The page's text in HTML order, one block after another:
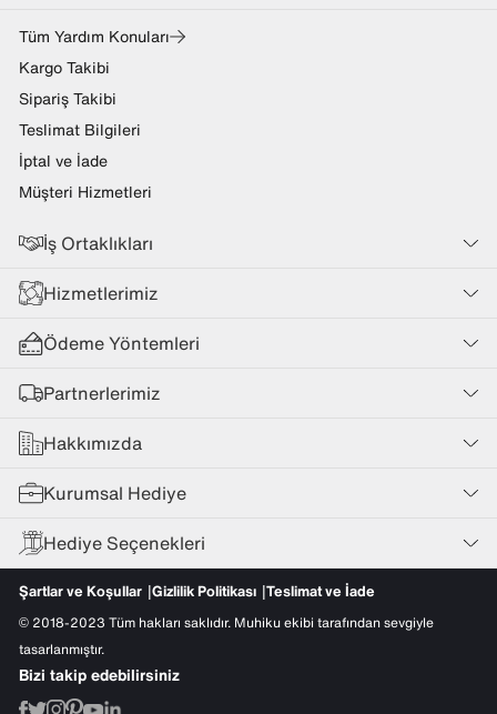
Tüm Yardım Konuları
Kargo Takibi
Sipariş Takibi
Teslimat Bilgileri
İptal ve İade
Müşteri Hizmetleri
İş Ortaklıkları
Hizmetlerimiz
Ödeme Yöntemleri
Partnerlerimiz
Hakkımızda
Kurumsal Hediye
Hediye Seçenekleri
Şartlar ve Koşullar Gizlilik Politikası Teslimat ve İade
© 2018-2023 Tüm hakları saklıdır. Muhiku ekibi tarafından sevgiyle
tasarlanmıştır.
Bizi takip edebilirsiniz